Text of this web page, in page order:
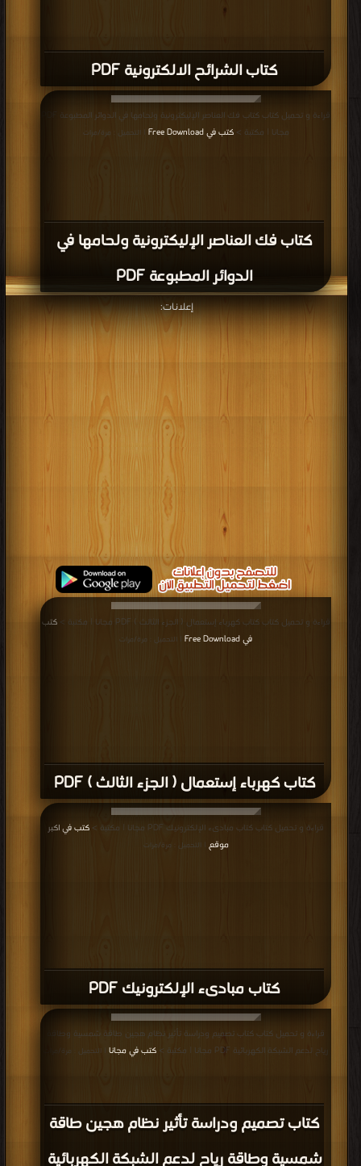
كتاب الشرائح الالكترونية PDF
كتاب فك العناصر الإليكترونية ولحامها في
الدوائر المطبوعة PDF
مجانا | مكتبة >كتب في Free Download | التحميل : مرة/مرات
إعلانات:
كتاب كهرباء إستعمال ( الجزء الثالث ) PDF
قراءة و تحميل كتاب كتاب كهرباء إستعمال ( الجزء الثالث ) PDF مجانا | مكتبة >
كتب
في Free Download
| التحميل : مرة/مرات
كتاب مبادىء الإلكترونيك PDF
قراءة و تحميل كتاب كتاب مبادىء الإلكترونيك PDF مجانا | مكتبة >
كتب في اكبر
موقع
| التحميل : مرة/مرات
كتاب تصميم ودراسة تأثير نظام هجين طاقة
شمسية وطاقة رياح لدعم الشبكة الكهربائية
قراءة و تحميل كتاب كتاب تصميم ودراسة تأثير نظام هجين طاقة شمسية وطاقة
رياح لدعم الشبكة الكهربائية PDF مجانا | مكتبة >
كتب في مجانا | التحميل : مرة/مرات